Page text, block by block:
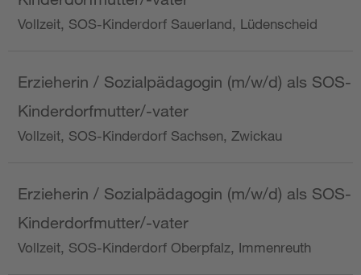
Vollzeit, SOS-Kinderdorf Sauerland, Lüdenscheid
Erzieherin / Sozialpädagogin (m/w/d) als SOS-
Kinderdorfmutter/-vater
Vollzeit, SOS-Kinderdorf Sachsen, Zwickau
Erzieherin / Sozialpädagogin (m/w/d) als SOS-
Kinderdorfmutter/-vater
Vollzeit, SOS-Kinderdorf Oberpfalz, Immenreuth